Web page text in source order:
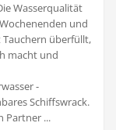
Wasserqualität
und
Tauchern überfüllt,
macht und
-
Schiffswrack.
Partner ...